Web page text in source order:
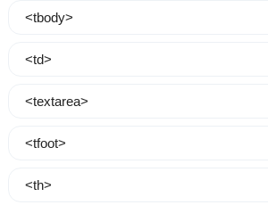
<tbody>
<td>
<textarea>
<tfoot>
<th>